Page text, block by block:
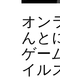
オン
んと
ゲー
イル